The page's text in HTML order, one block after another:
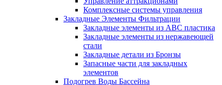
Комплексные системы управления
Закладные Элементы Фильтрации
Закладные элементы из ABC пластика
Закладные элементы из нержавеющей
стали
Закладные детали из Бронзы
Запасные части для закладных
элементов
Подогрев Воды Бассейна